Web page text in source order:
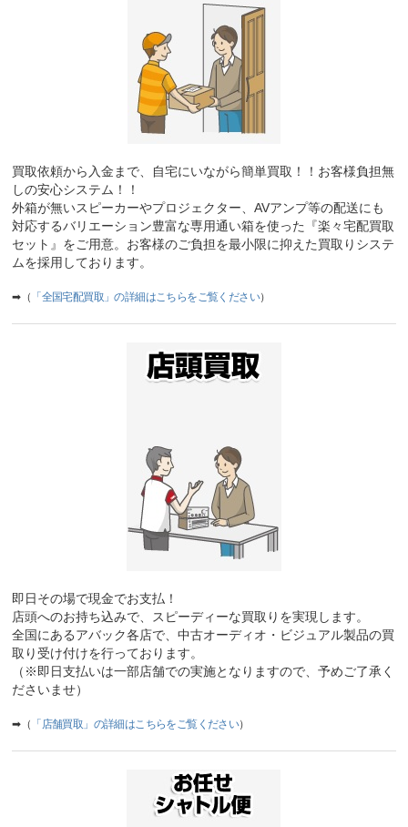
買取依頼から入金まで、自宅にいながら簡単買取！！お客様負担無
しの安心システム！！
外箱が無いスピーカーやプロジェクター、AVアンプ等の配送にも
対応するバリエーション豊富な専用通い箱を使った『楽々宅配買取
セット』をご用意。お客様のご負担を最小限に抑えた買取りシステ
ムを採用しております。
➡（ 「全国宅配買取」の詳細はこちらをご覧ください）
即日その場で現金でお支払！
店頭へのお持ち込みで、スピーディーな買取りを実現します。
全国にあるアバック各店で、中古オーディオ・ビジュアル製品の買
取り受け付けを行っております。
（※即日支払いは一部店舗での実施となりますので、予めご了承く
ださいませ）
➡（ 「店舗買取」の詳細はこちらをご覧ください）